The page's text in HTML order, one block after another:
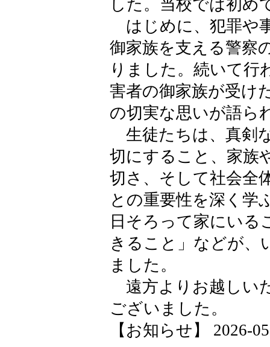
した。当校では初め
はじめに、犯罪や
御家族を支える警察
りました。続いて行
害者の御家族が受け
の切実な思いが語ら
生徒たちは、真剣
切にすること、家族
切さ、そして社会全
との重要性を深く学
日そろって家にいる
きること」などが、
ました。
遠方よりお越しい
ございました。
【お知らせ】 2026-